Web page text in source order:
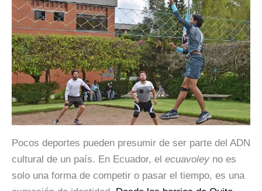
Pocos deportes pueden presumir de ser parte del ADN
cultural de un país. En Ecuador, el ecuavoley no es
solo una forma de competir o pasar el tiempo, es una